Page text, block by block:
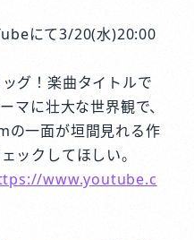
にて3/20(水)20:00
グ！楽曲タイトルで
マに壮大な世界観で、
一面が垣間見れる作
ックしてほしい。
www.youtube.c